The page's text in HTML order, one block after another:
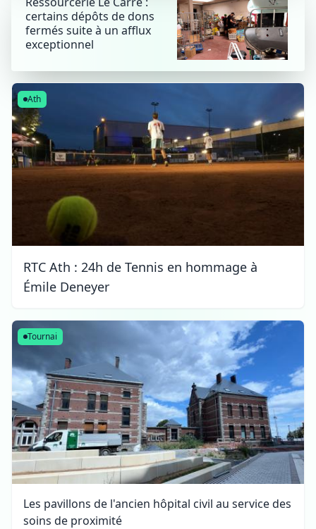
certains dépôts de dons
fermés suite à un afflux
exceptionnel
Ath
RTC Ath : 24h de Tennis en hommage à
Émile Deneyer
Tournai
Les pavillons de l'ancien hôpital civil au service des
soins de proximité